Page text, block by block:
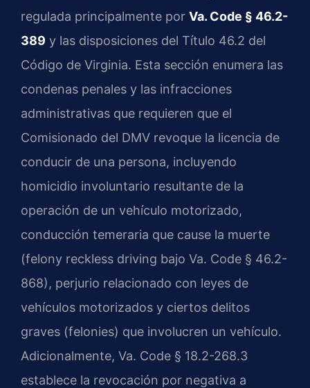
regulada principalmente por Va. Code § 46.2-
389 y las disposiciones del Título 46.2 del
Código de Virginia. Esta sección enumera las
condenas penales y las infracciones
administrativas que requieren que el
Comisionado del DMV revoque la licencia de
conducir de una persona, incluyendo
homicidio involuntario resultante de la
operación de un vehículo motorizado,
conducción temeraria que cause la muerte
(felony reckless driving bajo Va. Code § 46.2-
868), perjurio relacionado con leyes de
vehículos motorizados y ciertos delitos
graves (felonies) que involucren un vehículo.
Adicionalmente, Va. Code § 18.2-268.3
establece la revocación por negativa a